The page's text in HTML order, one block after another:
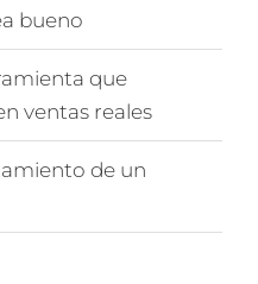
bueno
que
ventas reales
de un